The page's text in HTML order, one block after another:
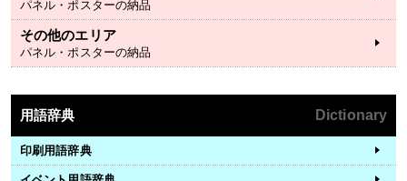
パネル・ポスターの納品
その他のエリア
パネル・ポスターの納品
用語辞典 Dictionary
印刷用語辞典